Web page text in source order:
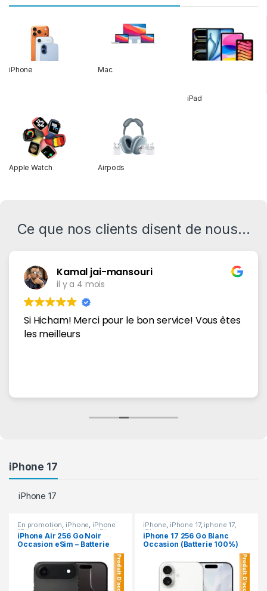
iPhone Mac
iPad
Apple Watch Airpods
Ce que nos clients disent de nous...
Kamal jai-mansouri
il y a 4 mois
Si Hicham! Merci pour le bon service! Vous êtes
les meilleurs
iPhone 17
iPhone 17
En promotion, iPhone, iPhone
17,iphone Air, iphone air ,iPhone
occasion
iPhone Air 256 Go Noir
Occasion eSim – Batterie
iPhone, iPhone 17, iphone 17,
iPhone occasion
iPhone 17 256 Go Blanc
Occasion (Batterie 100%)